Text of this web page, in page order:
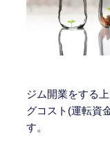
ジム開業をする
グコスト(運転資
す。